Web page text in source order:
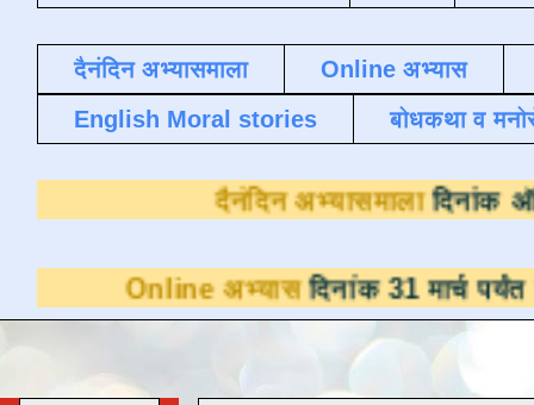
दैनंदिन अभ्यासमाला
Online अभ्यास
English Moral stories
बोधकथा व
दैनंदिन
दिनांक 31 मार्च पर्यंत